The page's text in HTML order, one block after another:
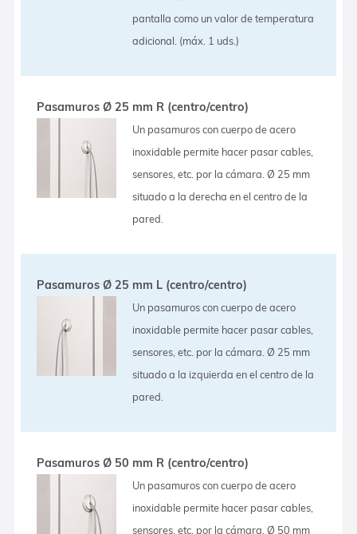
pantalla como un valor de temperatura
adicional. (máx. 1 uds.)
Pasamuros Ø 25 mm R (centro/centro)
Un pasamuros con cuerpo de acero
inoxidable permite hacer pasar cables,
sensores, etc. por la cámara. Ø 25 mm
situado a la derecha en el centro de la
pared.
Pasamuros Ø 25 mm L (centro/centro)
Un pasamuros con cuerpo de acero
inoxidable permite hacer pasar cables,
sensores, etc. por la cámara. Ø 25 mm
situado a la izquierda en el centro de la
pared.
Pasamuros Ø 50 mm R (centro/centro)
Un pasamuros con cuerpo de acero
inoxidable permite hacer pasar cables,
sensores, etc. por la cámara. Ø 50 mm